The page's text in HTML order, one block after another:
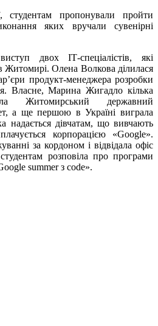
студентам пропонували пройти
яких вручали сувенірні
двох ІТ-спеціалістів, які
Житомирі. Олена Волкова ділилася
продукт-менеджера розробки
Власне, Марина Жигадло кілька
Житомирський державний
а ще першою в Україні виграла
надається дівчатам, що вивчають
корпорацією «Google».
за кордоном і відвідала офіс
розповіла про програми
summer з code».